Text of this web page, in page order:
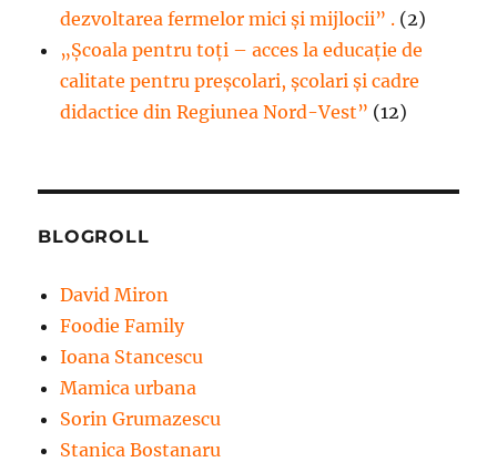
dezvoltarea fermelor mici şi mijlocii” . (2)
„Școala pentru toți – acces la educație de
calitate pentru preșcolari, școlari și cadre
didactice din Regiunea Nord-Vest” (12)
BLOGROLL
David Miron
Foodie Family
Ioana Stancescu
Mamica urbana
Sorin Grumazescu
Stanica Bostanaru